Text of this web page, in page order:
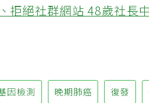
拒絕社群網站 48歲社長